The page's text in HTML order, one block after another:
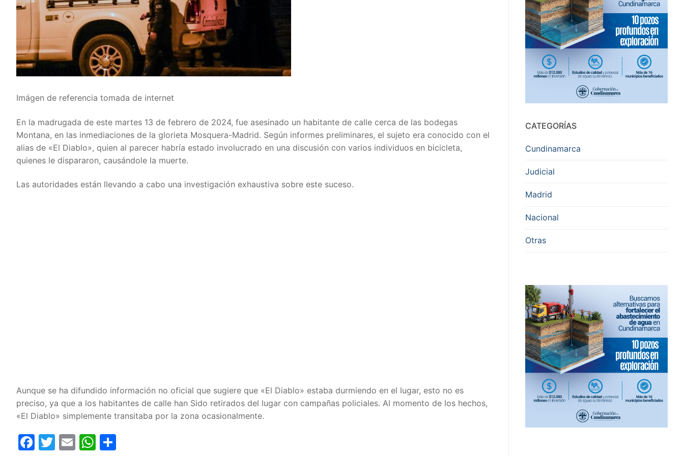
Imágen de referencia tomada de internet
En la madrugada de este martes 13 de febrero de 2024, fue asesinado un habitante de calle cerca de las bodegas
Montana, en las inmediaciones de la glorieta Mosquera-Madrid. Según informes preliminares, el sujeto era conocido con el
alias de «El Diablo», quien al parecer habría estado involucrado en una discusión con varios individuos en bicicleta,
quienes le dispararon, causándole la muerte.
Las autoridades están llevando a cabo una investigación exhaustiva sobre este suceso.
Aunque se ha difundido información no oficial que sugiere que «El Diablo» estaba durmiendo en el lugar, esto no es
preciso, ya que a los habitantes de calle han Sido retirados del lugar con campañas policiales. Al momento de los hechos,
«El Diablo» simplemente transitaba por la zona ocasionalmente.
Facebook
Twitter
EmailWhatsApp
CATEGORÍAS
Cundinamarca
Judicial
Madrid
Nacional
Otras